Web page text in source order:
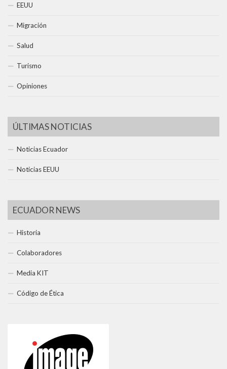
EEUU
Migración
Salud
Turismo
Opiniones
ÚLTIMAS NOTICIAS
Noticias Ecuador
Noticias EEUU
ECUADOR NEWS
Historia
Colaboradores
Media KIT
Código de Ética